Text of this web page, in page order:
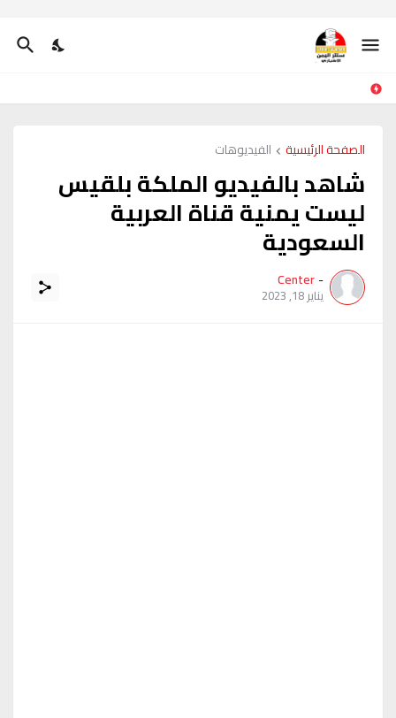
الصفحة الرئيسية الفيديوهات
شاهد بالفيديو الملكة بلقيس
ليست يمنية قناة العربية
السعودية
-
Center
يناير 18, 2023